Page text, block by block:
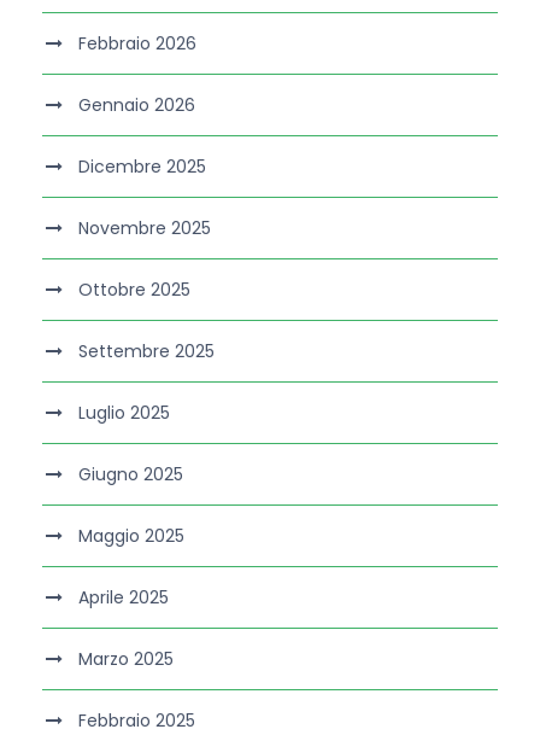
Febbraio 2026
Gennaio 2026
Dicembre 2025
Novembre 2025
Ottobre 2025
Settembre 2025
Luglio 2025
Giugno 2025
Maggio 2025
Aprile 2025
Marzo 2025
Febbraio 2025